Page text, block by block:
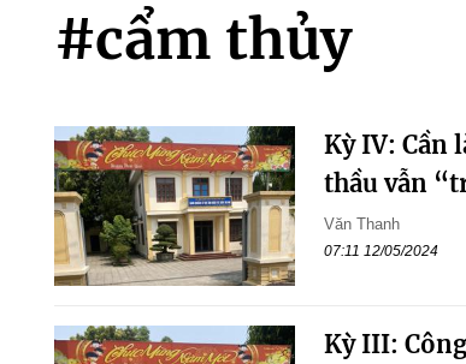
#cẩm thủy
Kỳ IV: Cần
thầu vẫn
Văn Thanh
07:11 12/05/2024
Kỳ III: